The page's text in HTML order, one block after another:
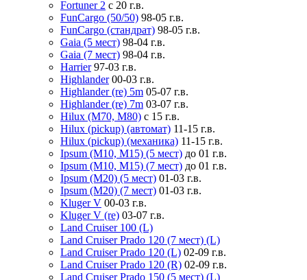
Fortuner 2 с 20 г.в.
FunCargo (50/50) 98-05 г.в.
FunCargo (стандрат) 98-05 г.в.
Gaia (5 мест) 98-04 г.в.
Gaia (7 мест) 98-04 г.в.
Harrier 97-03 г.в.
Highlander 00-03 г.в.
Highlander (re) 5m 05-07 г.в.
Highlander (re) 7m 03-07 г.в.
Hilux (M70, M80) с 15 г.в.
Hilux (pickup) (автомат) 11-15 г.в.
Hilux (pickup) (механика) 11-15 г.в.
Ipsum (M10, M15) (5 мест) до 01 г.в.
Ipsum (M10, M15) (7 мест) до 01 г.в.
Ipsum (M20) (5 мест) 01-03 г.в.
Ipsum (M20) (7 мест) 01-03 г.в.
Kluger V 00-03 г.в.
Kluger V (re) 03-07 г.в.
Land Cruiser 100 (L)
Land Cruiser Prado 120 (7 мест) (L)
Land Cruiser Prado 120 (L) 02-09 г.в.
Land Cruiser Prado 120 (R) 02-09 г.в.
Land Cruiser Prado 150 (5 мест) (L)